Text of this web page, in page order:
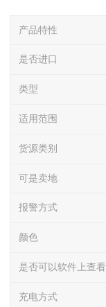
产品特性
是否进口
类型
适用范围
货源类别
可是卖地
报警方式
颜色
是否可以软件上查看
充电方式